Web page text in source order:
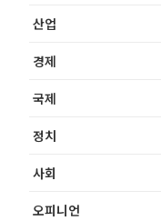
산업
경제
국제
정치
사회
오피니언